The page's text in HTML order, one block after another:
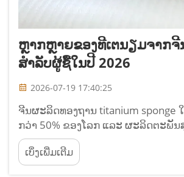
ຫຼາກຫຼາຍຂອງທີເຕນຽມຈາກຈີ
ສຳລັບຜູ້ຊື້ໃນປີ 2026
2026-07-19 17:40:25
ຈີນຜະລິດທອງຖານ titanium sponge
ກວ່າ 50% ຂອງໂລກ ແລະ ຜະລິດຕະພັ
ຜ่านການມວນໃນໂຮງງານ. ສຳລັບຜູ້ຊື້ຕ່າ
ສິນຄ້າຈາກຈີນຈະເຮັດໃຫ້ເປັນການປະຢັ
20-40% ແຕ່ຕ້ອງຮູ້ວິທີການປະເມີນຄຸນນ
ເບິ່ງເພີ່ມເຕີມ